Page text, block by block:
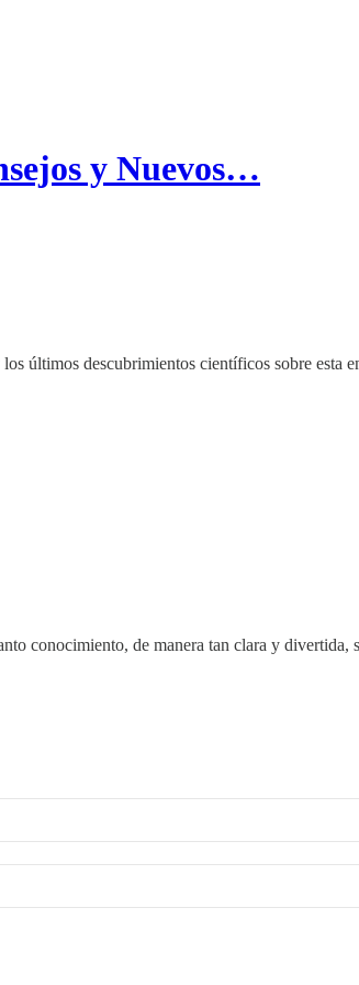
y Nuevos…
últimos descubrimientos científicos sobre esta
conocimiento, de manera tan clara y divertida,